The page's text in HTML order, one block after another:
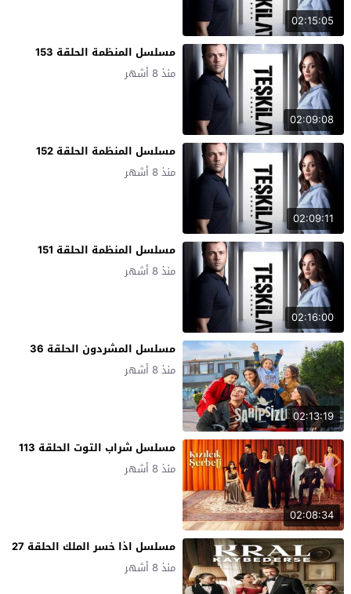
02:15:05
02:09:08
مسلسل المنظمة الحلقة 153
منذ 8 أشهر
02:09:11
مسلسل المنظمة الحلقة 152
منذ 8 أشهر
02:16:00
مسلسل المنظمة الحلقة 151
منذ 8 أشهر
02:13:19
مسلسل المشردون الحلقة 36
منذ 8 أشهر
02:08:34
مسلسل شراب التوت الحلقة 113
منذ 8 أشهر
مسلسل اذا خسر الملك الحلقة 27
منذ 8 أشهر